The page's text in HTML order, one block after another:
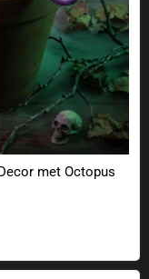
met Octopus